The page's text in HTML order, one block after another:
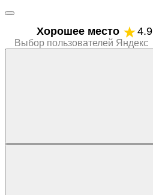
Хорошее место 4.9
Выбор пользователей Яндекс